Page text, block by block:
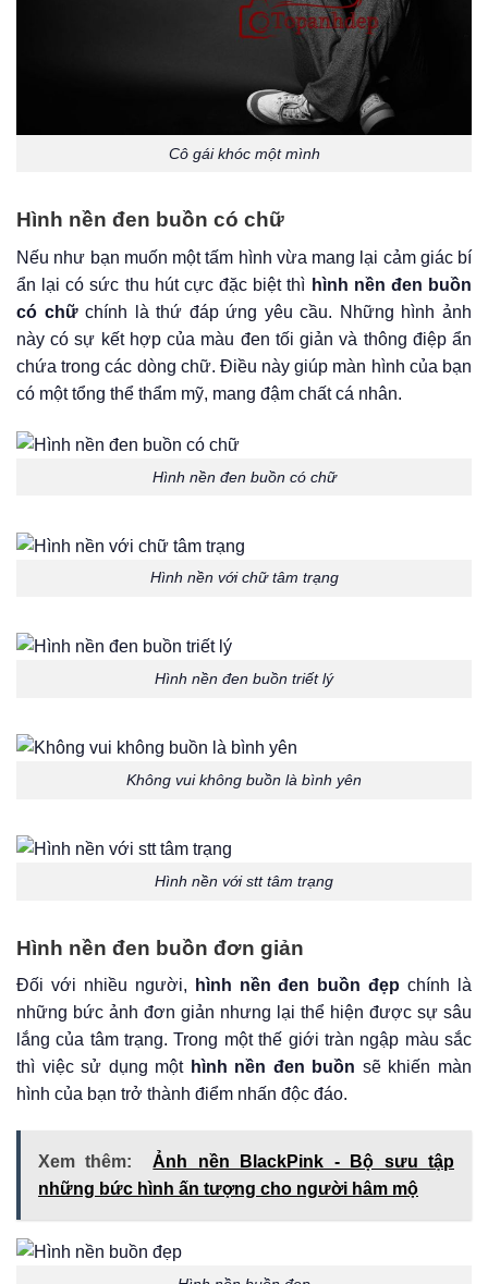
Cô gái khóc một mình
Hình nền đen buồn có chữ
Nếu như bạn muốn một tấm hình vừa mang lại cảm giác bí
ẩn lại có sức thu hút cực đặc biệt thì hình nền đen buồn
có chữchính là thứ đáp ứng yêu cầu. Những hình ảnh
này có sự kết hợp của màu đen tối giản và thông điệp ẩn
chứa trong các dòng chữ. Điều này giúp màn hình của bạn
có một tổng thể thẩm mỹ, mang đậm chất cá nhân.
Hình nền đen buồn có chữ
Hình nền với chữ tâm trạng
Hình nền đen buồn triết lý
Không vui không buồn là bình yên
Hình nền với stt tâm trạng
Hình nền đen buồn đơn giản
Đối với nhiều người, hình nền đen buồn đẹp chính là
những bức ảnh đơn giản nhưng lại thể hiện được sự sâu
lắng của tâm trạng. Trong một thế giới tràn ngập màu sắc
thì việc sử dụng một hình nền đen buồn sẽ khiến màn
hình của bạn trở thành điểm nhấn độc đáo.
Xem thêm:
Ảnh nền BlackPink - Bộ sưu tập
những bức hình ấn tượng cho người hâm mộ